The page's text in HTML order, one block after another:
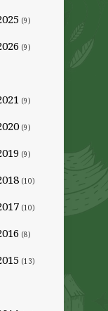
(9)
(9)
(9)
(9)
(9)
(10)
(10)
(8)
(13)